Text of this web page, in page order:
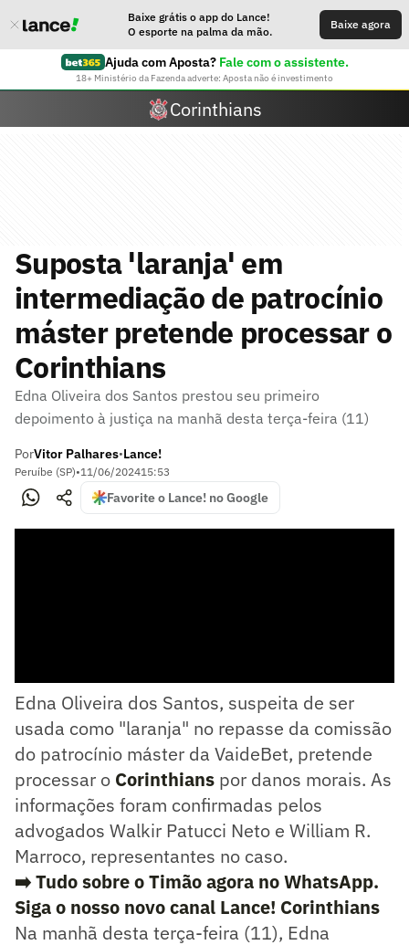
Baixe grátis o app do Lance!
O esporte na palma da mão.
Baixe agora
Ajuda com Aposta? Fale com o assistente.
18+ Ministério da Fazenda adverte: Aposta não é investimento
Corinthians
Suposta 'laranja' em
intermediação de patrocínio
máster pretende processar o
Corinthians
Edna Oliveira dos Santos prestou seu primeiro
depoimento à justiça na manhã desta terça-feira (11)
PorVitor Palhares•Lance!
Peruíbe (SP)•11/06/202415:53
Favorite o Lance! no Google
Edna Oliveira dos Santos, suspeita de ser
usada como "laranja" no repasse da comissão
do patrocínio máster da VaideBet, pretende
processar o Corinthians por danos morais. As
informações foram confirmadas pelos
advogados Walkir Patucci Neto e William R.
Marroco, representantes no caso.
➡️ Tudo sobre o Timão agora no WhatsApp.
Siga o nosso novo canal Lance! Corinthians
Na manhã desta terça-feira (11), Edna